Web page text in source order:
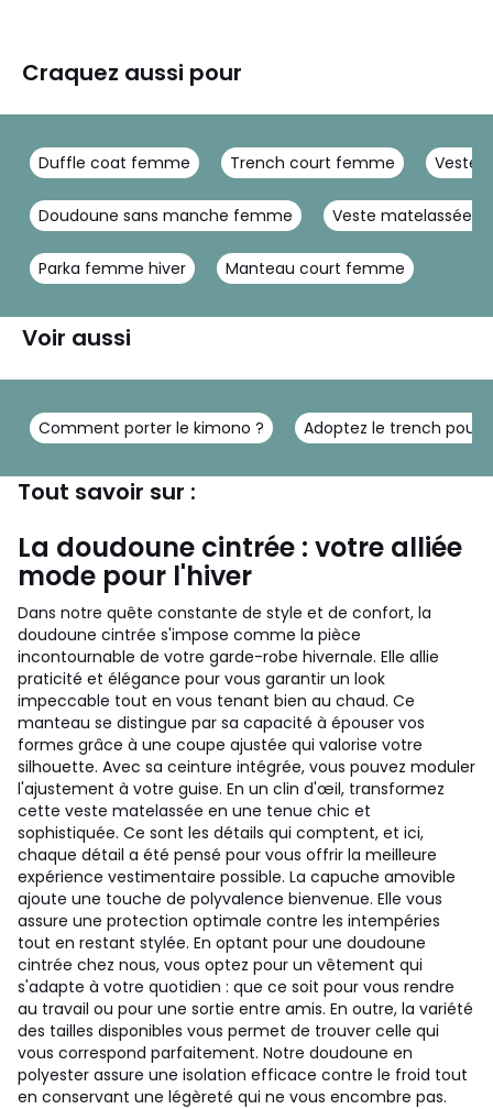
Craquez aussi pour
Duffle coat femme Trench court femme Veste
Doudoune sans manche femme Veste matelassée
Parka femme hiver Manteau court femme
Voir aussi
Comment porter le kimono ? Adoptez le trench pour
Tout savoir sur :
La doudoune cintrée : votre alliée
mode pour l'hiver
Dans notre quête constante de style et de confort, la
doudoune cintrée s'impose comme la pièce
incontournable de votre garde-robe hivernale. Elle allie
praticité et élégance pour vous garantir un look
impeccable tout en vous tenant bien au chaud. Ce
manteau se distingue par sa capacité à épouser vos
formes grâce à une coupe ajustée qui valorise votre
silhouette. Avec sa ceinture intégrée, vous pouvez moduler
l'ajustement à votre guise. En un clin d'œil, transformez
cette veste matelassée en une tenue chic et
sophistiquée. Ce sont les détails qui comptent, et ici,
chaque détail a été pensé pour vous offrir la meilleure
expérience vestimentaire possible. La capuche amovible
ajoute une touche de polyvalence bienvenue. Elle vous
assure une protection optimale contre les intempéries
tout en restant stylée. En optant pour une doudoune
cintrée chez nous, vous optez pour un vêtement qui
s'adapte à votre quotidien : que ce soit pour vous rendre
au travail ou pour une sortie entre amis. En outre, la variété
des tailles disponibles vous permet de trouver celle qui
vous correspond parfaitement. Notre doudoune en
polyester assure une isolation efficace contre le froid tout
en conservant une légèreté qui ne vous encombre pas.